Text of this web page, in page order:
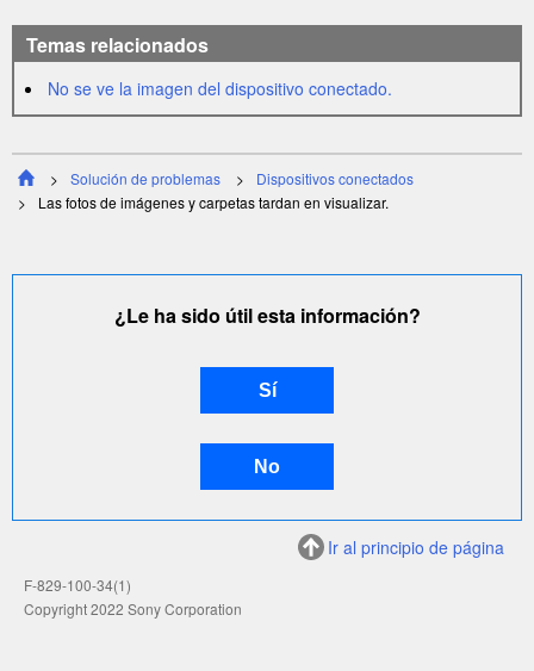
Temas relacionados
No se ve la imagen del dispositivo conectado.
Solución de problemas
Dispositivos conectados
Las fotos de imágenes y carpetas tardan en visualizar.
¿Le ha sido útil esta información?
Ir al principio de página
F-829-100-34(1)
Copyright 2022 Sony Corporation